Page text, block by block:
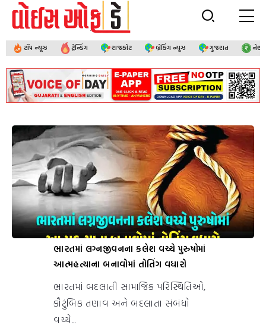
ટૉપ ન્યૂઝ ટ્રેન્ડિંગ રાજકોટ બ્રેકિંગ ન્યૂઝ ગુજરાત
ભારતમાં લગ્નજીવનના કલેશ વચ્ચે પુરુષોમાં
આત્મહત્યાના બનાવોમાં તોતિંગ વધારો
ભારતમાં બદલાતી સામાજિક પરિસ્થિતિઓ,
કૌટુંબિક તણાવ અને બદલાતા સંબંધો
વચ્ચે...